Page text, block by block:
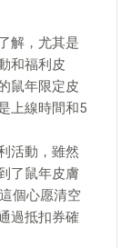
解，尤其是
和福利皮
鼠年限定皮
上線時間和5
活動，雖然
了鼠年皮膚
個心愿清空
過抵扣券確